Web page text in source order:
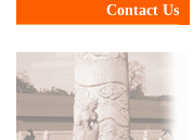
Contact Us